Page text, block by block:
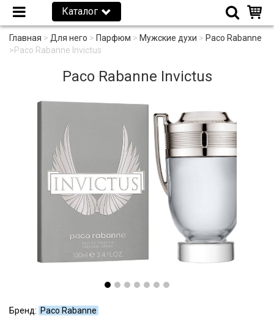
Каталог
Главная > Для него > Парфюм > Мужские духи > Paco Rabanne
>Paco Rabanne Invictus
Paco Rabanne Invictus
Бренд: Paco Rabanne